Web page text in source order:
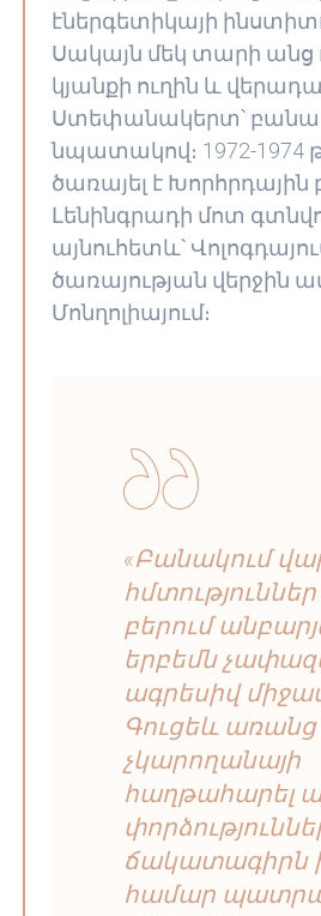
էներգետիկայի
Սակայն մեկ տարի անց
կյանքի ուղին և
Ստեփանակերտ՝ բանակ
նպատակով։ 1972-1974
ծառայել է
Լենինգրադի մոտ
այնուհետև՝
ծառայության վերջին
Մոնղոլիայում։
«Բանակում
բերում
երբեմն
ագրեսիվ
Գուցեև
չկարողանայի
հաղթահարել
ճակատագիրն
համար